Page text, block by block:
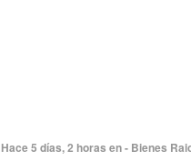
Hace 5 días, 2 horas en - Bienes